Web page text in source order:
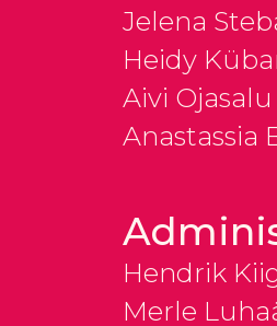
Jelena
Heidy
Aivi Ojasalu
Anastassia
Hendrik
Merle